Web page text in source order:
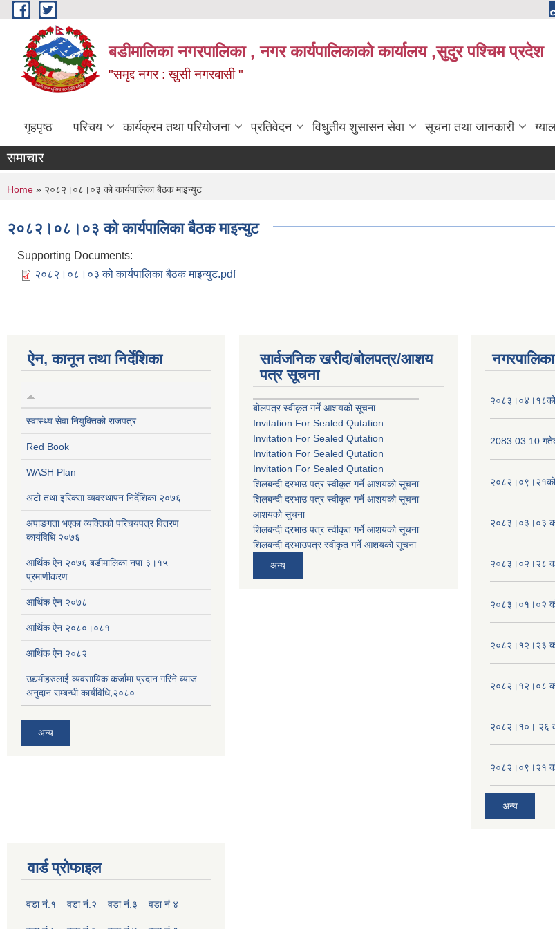
Skip to main content
बडीमालिका नगरपालिका , नगर कार्यपालिकाको कार्यालय ,सुदुर पश्चिम प्रदेश
"समृद्द नगर : खुसी नगरबासी "
गृहपृष्ठ परिचय कार्यक्रम तथा परियोजना प्रतिवेदन विधुतीय शुसासन सेवा सूचना तथा जानकारी
समाचार
You are here
Home » २०८२।०८।०३ को कार्यपालिका बैठक माइन्युट
२०८२।०८।०३ को कार्यपालिका बैठक माइन्युट
Supporting Documents:
२०८२।०८।०३ को कार्यपालिका बैठक माइन्युट.pdf
ऐन, कानून तथा निर्देशिका
स्वास्थ्य सेवा नियुक्तिको राजपत्र
Red Book
WASH Plan
अटो तथा इरिक्सा व्यवस्थापन निर्देशिका २०७६
अपाङगता भएका व्यक्तिको परिचयपत्र वितरण
कार्यविधि २०७६
आर्थिक ऐन २०७६ बडीमालिका नपा ३।१५
प्रमाणीकरण
आर्थिक ऐन २०७८
आर्थिक ऐन २०८०।०८१
आर्थिक ऐन २०८२
उद्यमीहरुलाई व्यवसायिक कर्जामा प्रदान गरिने ब्याज
अनुदान सम्बन्धी कार्यविधि,२०८०
अन्य
सार्वजनिक खरीद/बोलपत्र/आशय
पत्र सूचना
बोलपत्र स्वीकृत गर्ने आशयको सूचना
Invitation For Sealed Qutation
Invitation For Sealed Qutation
Invitation For Sealed Qutation
Invitation For Sealed Qutation
शिलबन्दी दरभाउ पत्र स्वीकृत गर्ने आशयको सूचना
शिलबन्दी दरभाउ पत्र स्वीकृत गर्ने आशयको सूचना
आशयको सुचना
शिलबन्दी दरभाउ पत्र स्वीकृत गर्ने आशयको सूचना
शिलबन्दी दरभाउपत्र स्वीकृत गर्ने आशयको सूचना
अन्य
२०८३।०४।१८को
2083.03.10
२०८२।०९।२१को
२०८३।०३।०३ को
२०८३।०२।२८ को
२०८३।०१।०२ को
२०८२।१२।२३ को
२०८२।१२।०८ को
२०८२।१०। २६
२०८२।०९।२१ को
अन्य
वार्ड प्रोफाइल
वडा नं.१ वडा नं.२ वडा नं.३ वडा नं ४